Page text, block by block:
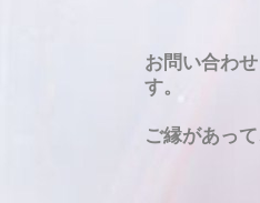
お問い合わ
す。
ご縁があっ